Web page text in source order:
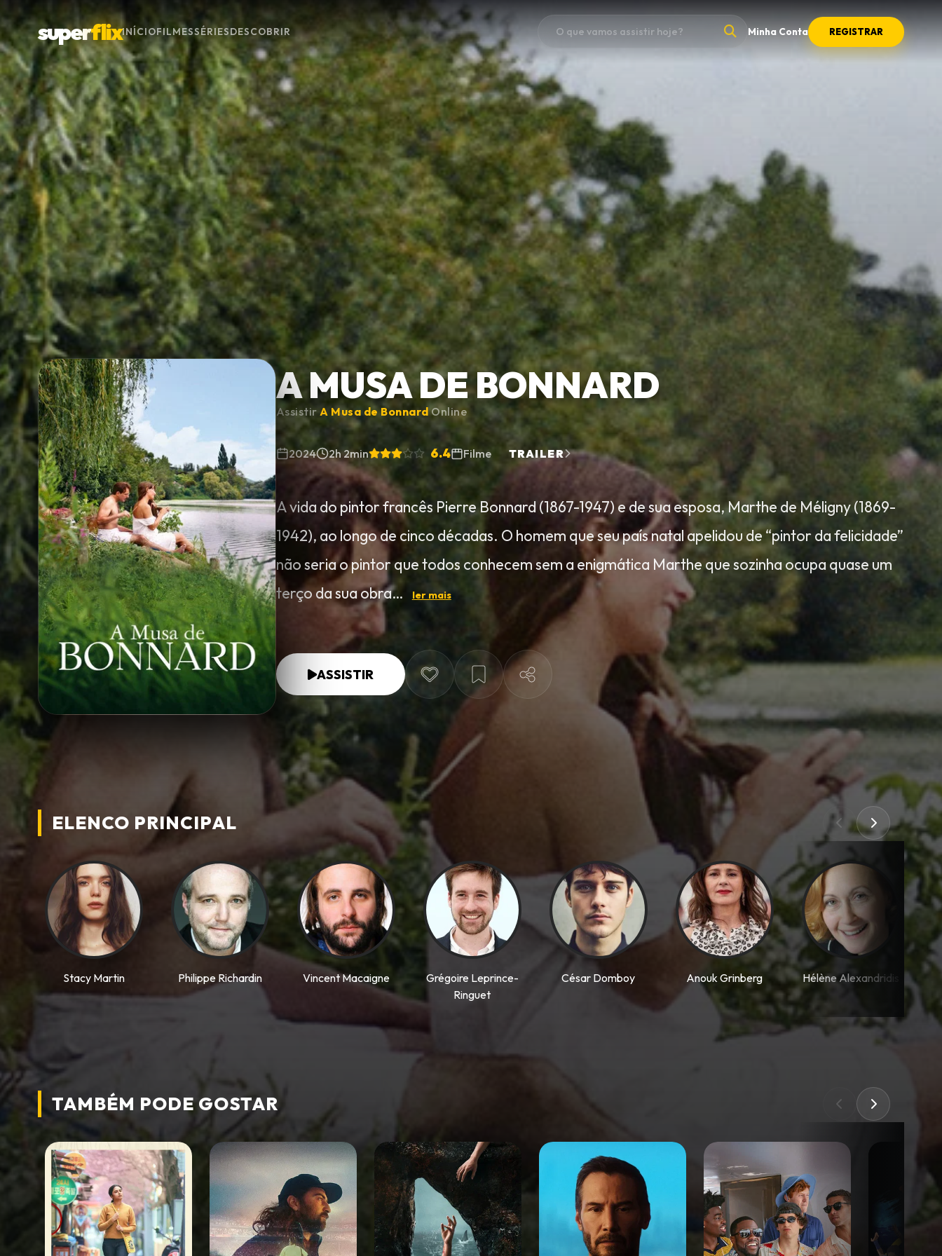
superflixINÍCIOFILMESSÉRIESDESCOBRIR Minha Conta REGISTRAR
Menu
Minha Lista
Pesquisar
A MUSA DE BONNARD
Assistir A Musa de BonnardOnline
2024 2h 2min 6.4 Filme TRAILER
A vida do pintor francês Pierre Bonnard (1867-1947) e de sua esposa, Marthe de Méligny (1869-
1942), ao longo de cinco décadas. O homem que seu país natal apelidou de “pintor da felicidade”
não seria o pintor que todos conhecem sem a enigmática Marthe que sozinha ocupa quase um
terço da sua obra…
ler mais
ASSISTIR
ELENCO PRINCIPAL
Stacy Martin Philippe Richardin Vincent Macaigne
Grégoire Leprince-
Ringuet
César Domboy Anouk Grinberg Hélène Alexandridis
TAMBÉM PODEGOSTAR